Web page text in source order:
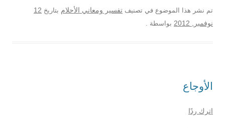
تم نشر هذا الموضوع في تصنيف تفسير ومعاني الأحلام بتاريخ 12
نوفمبر, 2012
بواسطة .
الأوجاع
اترك ردًا